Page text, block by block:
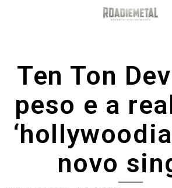
Ten Ton
peso e a
novo